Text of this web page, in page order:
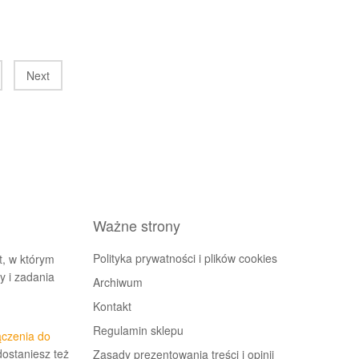
Next
w którym
i zadania
do
też
Ważne strony
Polityka prywatności i plików cookies
Archiwum
Kontakt
Regulamin sklepu
Zasady prezentowania treści i opinii